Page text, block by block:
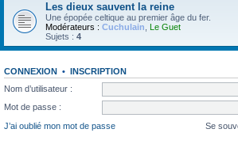
Les dieux sauvent la reine
Une épopée celtique au premier âge du fer.
Modérateurs : Cuchulain
Le Guet
Sujets : 4
CONNEXION • INSCRIPTION
Nom d’utilisateur :
Mot de passe :
J’ai oublié mon mot de passe
Se